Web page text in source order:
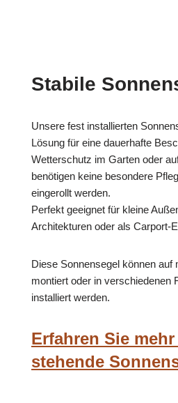
Stabile
Unsere fest installierten
Lösung für eine dauerhafte
Wetterschutz im Garten oder
benötigen keine besondere
eingerollt werden.
Perfekt geeignet für kleine
Architekturen oder als Carport-
Diese Sonnensegel können auf
montiert oder in verschiedenen
installiert werden.
Erfahren Sie
stehende